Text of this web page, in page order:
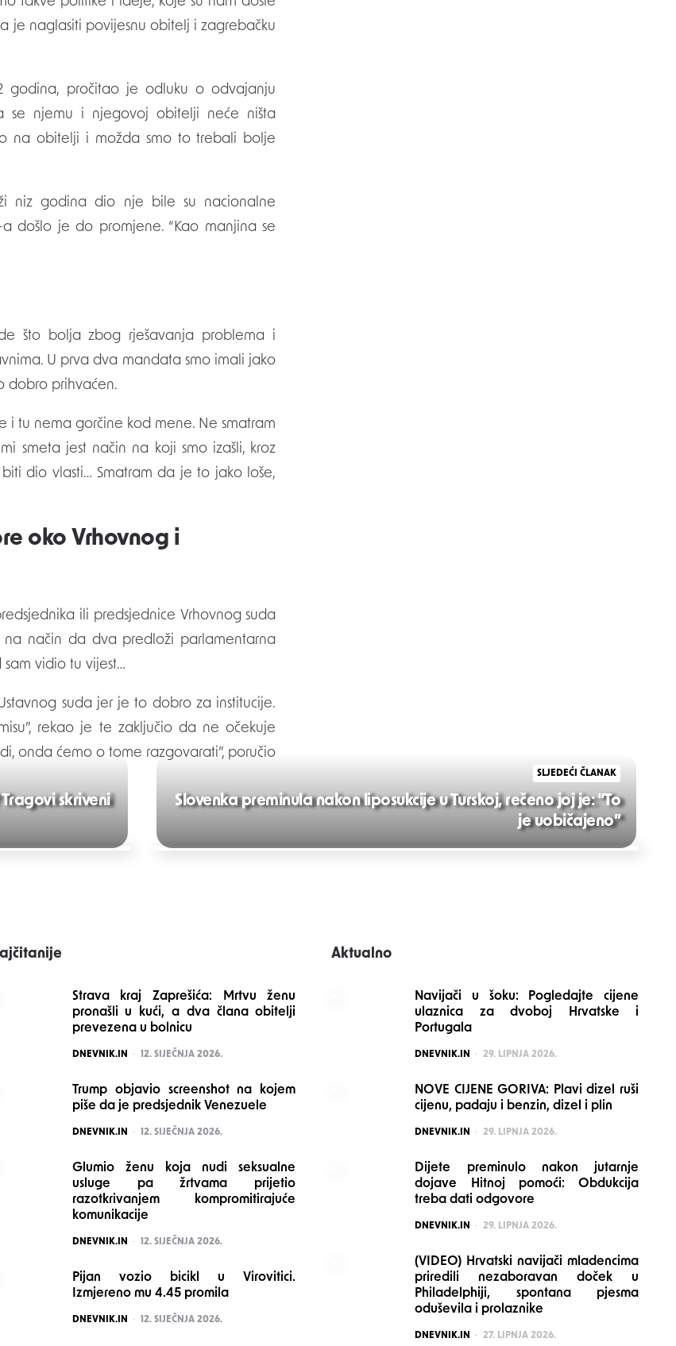
je naglasiti povijesnu obitelj i zagrebačku
godina, pročitao je odluku o odvajanju
se njemu i njegovoj obitelji neće ništa
na obitelji i možda smo to trebali bolje
niz godina dio nje bile su nacionalne
došlo je do promjene. “Kao manjina se
što bolja zbog rješavanja problema i
U prva dva mandata smo imali jako
dobro prihvaćen.
tu nema gorčine kod mene. Ne smatram
smeta jest način na koji smo izašli, kroz
dio vlasti… Smatram da je to jako loše,
oko Vrhovnog i
ili predsjednice Vrhovnog suda
način da dva predloži parlamentarna
vidio tu vijest…
suda jer je to dobro za institucije.
rekao je te zaključio da ne očekuje
onda ćemo o tome razgovarati”, poručio
skriveni
SLJEDEĆI ČLANAK
Slovenka preminula nakon liposukcije u Turskoj, rečeno joj je: “To
je uobičajeno”
Strava kraj Zaprešića: Mrtvu ženu
pronašli u kući, a dva člana obitelji
prevezena u bolnicu
POSTED
DNEVNIK.IN 12. SIJEČNJA 2026.
Trump objavio screenshot na kojem
piše da je predsjednik Venezuele
POSTED
DNEVNIK.IN 12. SIJEČNJA 2026.
Glumio ženu koja nudi seksualne
usluge pa žrtvama prijetio
razotkrivanjem kompromitirajuće
komunikacije
POSTED
DNEVNIK.IN 12. SIJEČNJA 2026.
Pijan vozio bicikl u Virovitici.
Izmjereno mu 4.45 promila
POSTED
DNEVNIK.IN 12. SIJEČNJA 2026.
Aktualno
Navijači u šoku: Pogledajte cijene
ulaznica za dvoboj Hrvatske i
Portugala
POSTED
DNEVNIK.IN 29. LIPNJA 2026.
NOVE CIJENE GORIVA: Plavi dizel ruši
cijenu, padaju i benzin, dizel i plin
POSTED
DNEVNIK.IN 29. LIPNJA 2026.
Dijete preminulo nakon jutarnje
dojave Hitnoj pomoći: Obdukcija
treba dati odgovore
POSTED
DNEVNIK.IN 29. LIPNJA 2026.
(VIDEO) Hrvatski navijači mladencima
priredili nezaboravan doček u
Philadelphiji, spontana pjesma
oduševila i prolaznike
POSTED
DNEVNIK.IN 27. LIPNJA 2026.